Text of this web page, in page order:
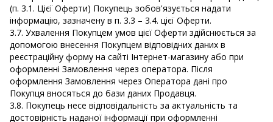
(п. 3.1. Цієї Оферти) Покупець зобов'язується надати
інформацію, зазначену в п. 3.3 – 3.4. цієї Оферти.
3.7. Ухвалення Покупцем умов цієї Оферти здійснюється за
допомогою внесення Покупцем відповідних даних в
реєстраційну форму на сайті Інтернет-магазину або при
оформленні Замовлення через оператора. Після
оформлення Замовлення через Оператора дані про
Покупця вносяться до бази даних Продавця.
3.8. Покупець несе відповідальність за актуальність та
достовірність наданої інформації при оформленні